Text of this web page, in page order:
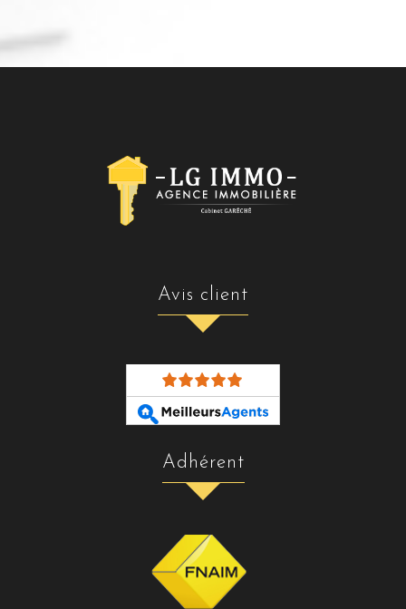
avis client
adhérent